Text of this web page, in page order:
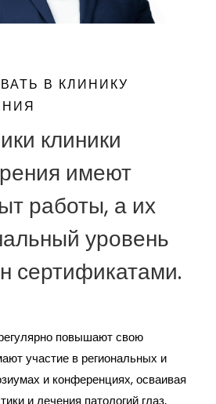
В КЛИНИКУ
клиники
имеют
работы, а их
уровень
сертификатами.
повышают свою
участие в региональных и
и конференциях, осваивая
и лечения патологий глаз,